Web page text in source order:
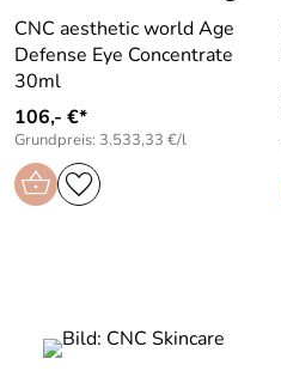
CNC aesthetic world Age
Defense Eye Concentrate
30ml
106,- €*
Grundpreis: 3.533,33 €/l